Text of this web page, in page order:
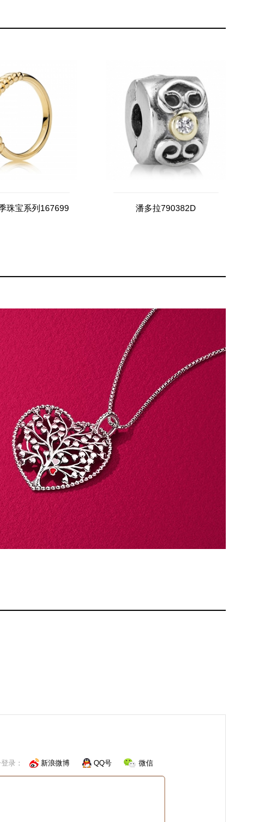
珠宝系列167699 潘多拉790382D
录： 新浪微博 QQ号 微信